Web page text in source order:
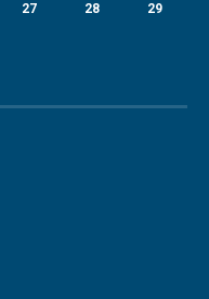
27 28 29